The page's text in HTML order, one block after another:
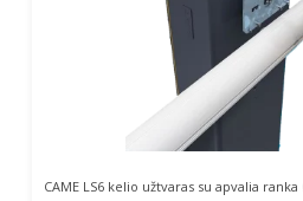
CAME LS6 kelio užtvaras su apvalia